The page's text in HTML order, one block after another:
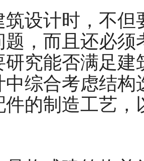
筑设计时，不
题，而且还必
研究能否满足
中综合考虑结
件的制造工艺